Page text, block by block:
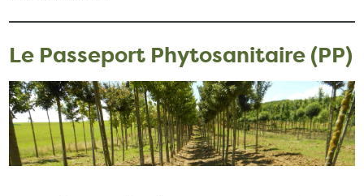
Le Passeport Phytosanitaire (PP)